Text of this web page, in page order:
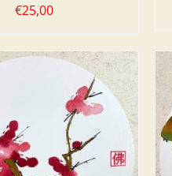
€25,00
AL CARRELLO
/
DETTAGLI